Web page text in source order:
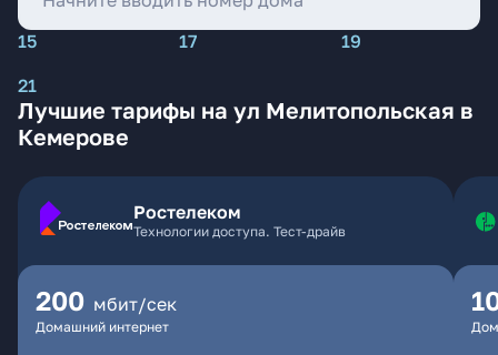
15 17
19
21
Лучшие тарифы на ул Мелитопольская в
Кемерове
Ростелеком
Технологии доступа. Тест-драйв
200 мбит/сек
Домашний интернет